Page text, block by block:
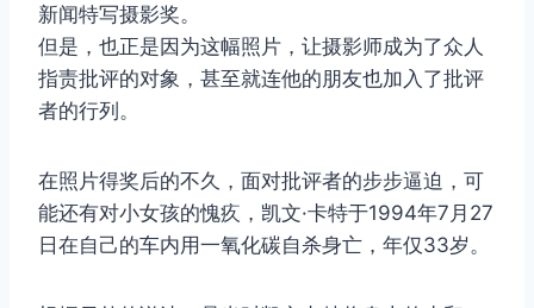
新闻特写摄影奖。
但是，也正是因为这幅照片，让摄影师成为了众人
指责批评的对象，甚至就连他的朋友也加入了批评
者的行列。
在照片得奖后的不久，面对批评者的步步逼迫，可
能还有对小女孩的愧疚，凯文·卡特于1994年7月27
日在自己的车内用一氧化碳自杀身亡，年仅33岁。